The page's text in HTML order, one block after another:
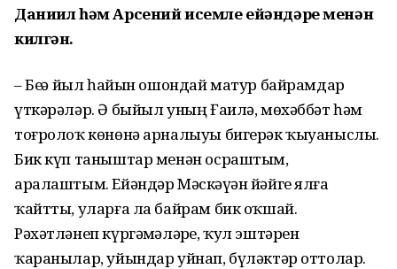
Даниил һәм Арсений исемле ейәндәре менән
килгән.
– Беҙҙә йыл һайын ошондай матур байрамдар
үткәрәләр. Ә быйыл уның Ғаилә, мөхәббәт һәм
тоғролоҡ көнөнә арналыуы бигерәк ҡыуаныслы.
Бик күп таныштар менән осраштым,
аралаштым. Ейәндәр Мәскәүҙән йәйге ялға
ҡайтты, уларға ла байрам бик оҡшай.
Рәхәтләнеп күргәҙмәләрҙе, ҡул эштәрен
ҡаранылар, уйындар уйнап, бүләктәр оттолар.